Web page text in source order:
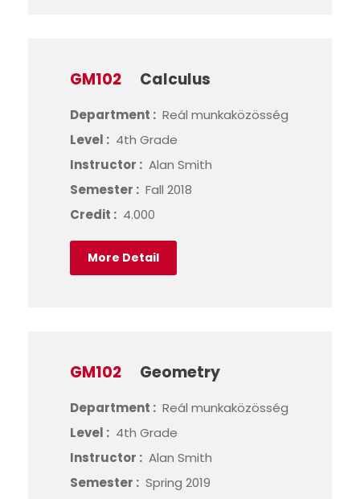
GM102 Calculus
Department : Reál munkaközösség
Level : 4th Grade
Instructor : Alan Smith
Semester : Fall 2018
Credit : 4.000
More Detail
GM102 Geometry
Department : Reál munkaközösség
Level : 4th Grade
Instructor : Alan Smith
Semester : Spring 2019